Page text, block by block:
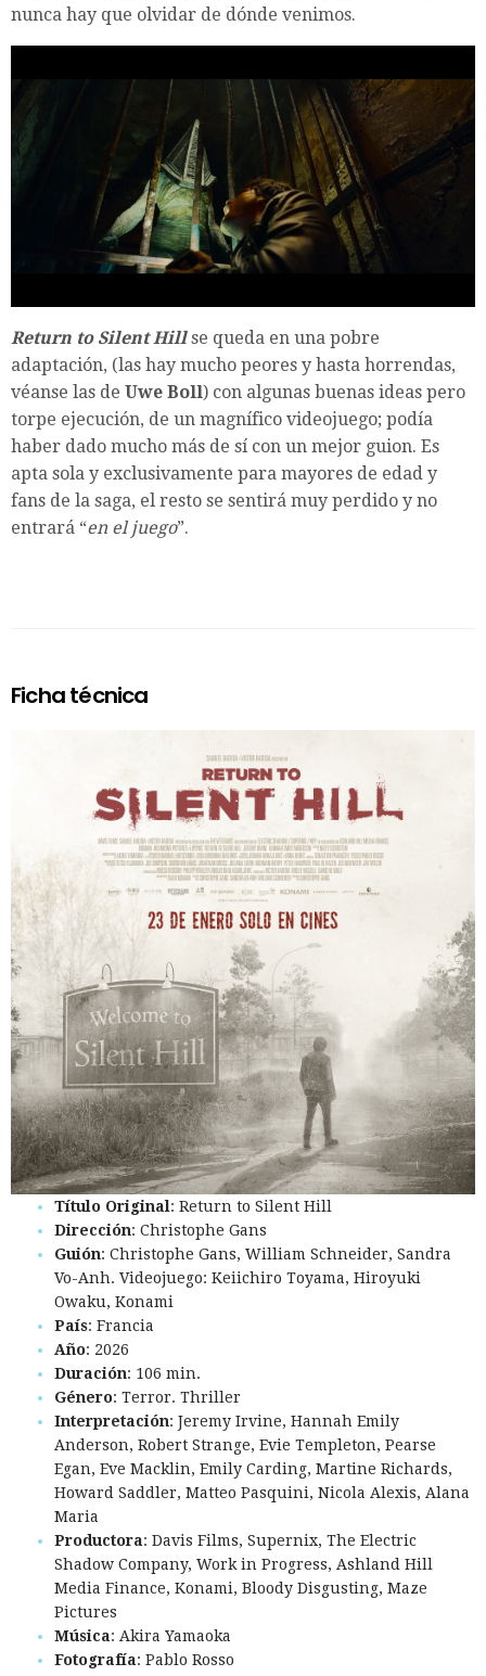
nunca hay que olvidar de dónde venimos.
Return to Silent Hillse queda en una pobre
adaptación, (las hay mucho peores y hasta horrendas,
véanse las de Uwe Boll) con algunas buenas ideas pero
torpe ejecución, de un magnífico videojuego; podía
haber dado mucho más de sí con un mejor guion. Es
apta sola y exclusivamente para mayores de edad y
fans de la saga, el resto se sentirá muy perdido y no
entrará “en el juego”.
Ficha técnica
Título Original: Return to Silent Hill
Dirección: Christophe Gans
Guión: Christophe Gans, William Schneider, Sandra
Vo-Anh. Videojuego: Keiichiro Toyama, Hiroyuki
Owaku, Konami
País: Francia
Año: 2026
Duración: 106 min.
Género: Terror. Thriller
Interpretación: Jeremy Irvine, Hannah Emily
Anderson, Robert Strange, Evie Templeton, Pearse
Egan, Eve Macklin, Emily Carding, Martine Richards,
Howard Saddler, Matteo Pasquini, Nicola Alexis, Alana
Maria
Productora: Davis Films, Supernix, The Electric
Shadow Company, Work in Progress, Ashland Hill
Media Finance, Konami, Bloody Disgusting, Maze
Pictures
Música: Akira Yamaoka
Fotografía: Pablo Rosso